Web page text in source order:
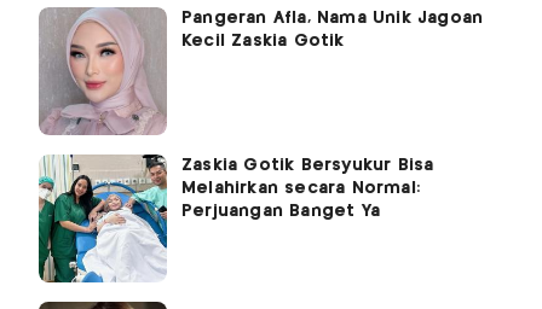
Pangeran Afla, Nama Unik Jagoan
Kecil Zaskia Gotik
Zaskia Gotik Bersyukur Bisa
Melahirkan secara Normal:
Perjuangan Banget Ya